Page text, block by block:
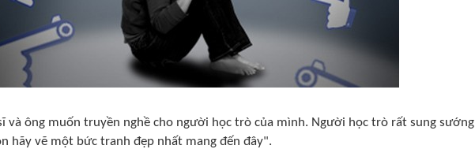
và ông muốn truyền nghề cho người học trò của mình. Người học trò rất sung sướng
hãy vẽ một bức tranh đẹp nhất mang đến đây".